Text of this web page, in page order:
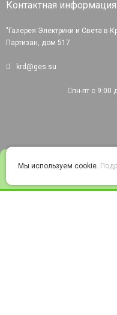
Войти
Контактная информация
"Галерея Электрики и Света в
Партизан, дом 517
krd@ges.su
пн-пт с 9:00
Мы используем cookie.